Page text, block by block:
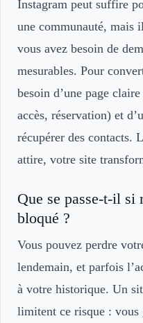
Instagram peut suffire
une communauté, mais
vous avez besoin de
mesurables. Pour
besoin d’une page
accès, réservation) et
récupérer des contacts.
attire, votre site
Que se passe-t-il si
bloqué ?
Vous pouvez perdre
lendemain, et parfois
à votre historique. Un
limitent ce risque : vous